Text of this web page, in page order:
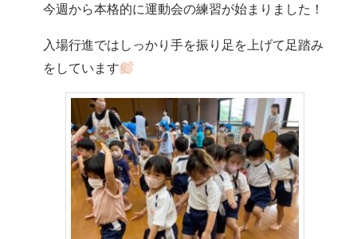
今週から本格的に運動会の練習が始まりました！
入場行進ではしっかり手を振り足を上げて足踏み
をしています